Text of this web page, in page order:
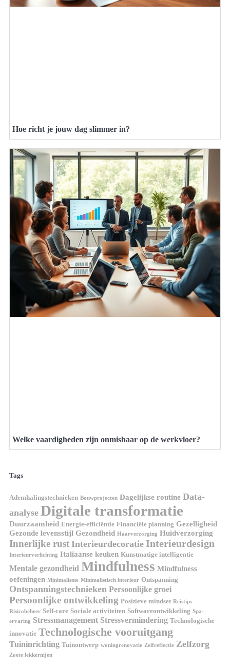
Hoe richt je jouw dag slimmer in?
Welke vaardigheden zijn onmisbaar op de werkvloer?
Tags
Ademhalingstechnieken Bouwprojecten Dagelijkse routine Data-
analyse Digitale transformatie
Duurzaamheid Energie-efficiëntie Financiële planning Gezelligheid
Gezonde levensstijl Gezondheid Haarverzorging Huidverzorging
Innerlijke rust Interieurdecoratie Interieurdesign
Interieurverlichting Italiaanse keuken Kunstmatige intelligentie
Mentale gezondheid Mindfulness Mindfulness
oefeningen Minimalisme Minimalistisch interieur Ontspanning
Ontspanningstechnieken Persoonlijke groei
Persoonlijke ontwikkeling Positieve mindset Reistips
Risicobeheer Self-care Sociale activiteiten Softwareontwikkeling Spa-
ervaring Stressmanagement Stressvermindering Technologische
innovatie Technologische vooruitgang
Tuininrichting Tuinontwerp woningrenovatie Zelfreflectie Zelfzorg
Zoete lekkernijen